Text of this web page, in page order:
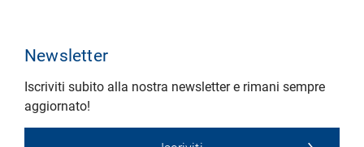
Newsletter
Iscriviti subito alla nostra newsletter e rimani sempre
aggiornato!